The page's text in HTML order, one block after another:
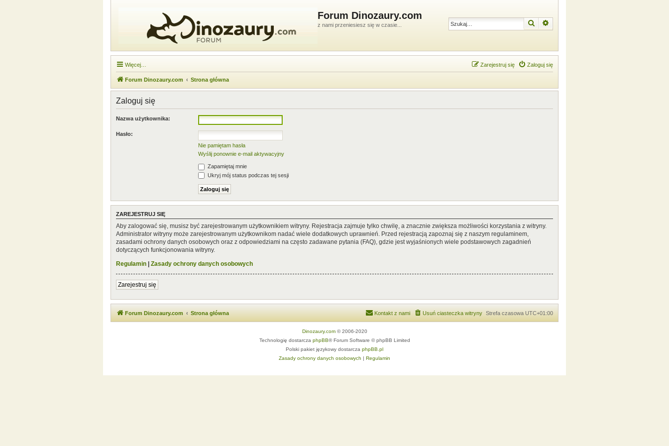
Forum Dinozaury.com
z nami przeniesiesz się w czasie... Szukaj
Więcej… Zaloguj się
Zarejestruj się
Forum Dinozaury.com Strona główna
Zaloguj się
Nazwa użytkownika:
Hasło:
Nie pamiętam hasła
Wyślij ponownie e-mail aktywacyjny
Zapamiętaj mnie
Ukryj mój status podczas tej sesji
ZAREJESTRUJ SIĘ
Aby zalogować się, musisz być zarejestrowanym użytkownikiem witryny. Rejestracja zajmuje tylko chwilę, a znacznie zwiększa możliwości korzystania z witryny.
Administrator witryny może zarejestrowanym użytkownikom nadać wiele dodatkowych uprawnień. Przed rejestracją zapoznaj się z naszym regulaminem,
zasadami ochrony danych osobowych oraz z odpowiedziami na często zadawane pytania (FAQ), gdzie jest wyjaśnionych wiele podstawowych zagadnień
dotyczących funkcjonowania witryny.
Regulamin | Zasady ochrony danych osobowych
Zarejestruj się
Forum Dinozaury.com Strona główna Strefa czasowa UTC+01:00
Usuń ciasteczka witryny
Kontakt z nami
Dinozaury.com© 2006-2020
Technologię dostarcza phpBB® Forum Software © phpBB Limited
Polski pakiet językowy dostarcza phpBB.pl
Zasady ochrony danych osobowych | Regulamin